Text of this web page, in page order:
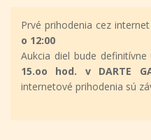
Prvé prihodenia cez
o 12:00
Aukcia diel bude definitívne
15.oo hod. v DARTE
internetové prihodenia sú